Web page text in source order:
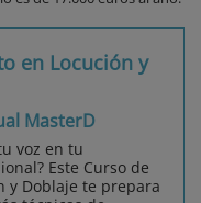
en Locución y
MasterD
voz en tu
Este Curso de
y Doblaje te prepara